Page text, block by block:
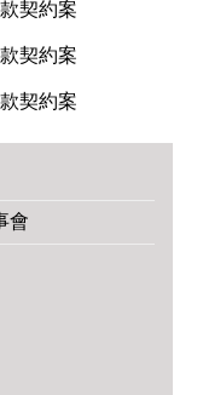
契約案
契約案
契約案
會